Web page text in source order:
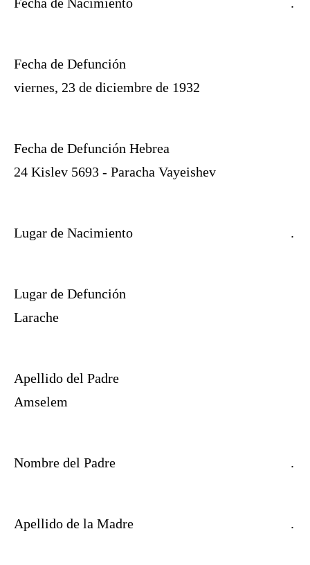
Fecha de Defunción
viernes, 23 de diciembre de 1932
Fecha de Defunción Hebrea
24 Kislev 5693 - Paracha Vayeishev
Lugar de Nacimiento .
Lugar de Defunción
Larache
Apellido del Padre
Amselem
Nombre del Padre .
Apellido de la Madre .